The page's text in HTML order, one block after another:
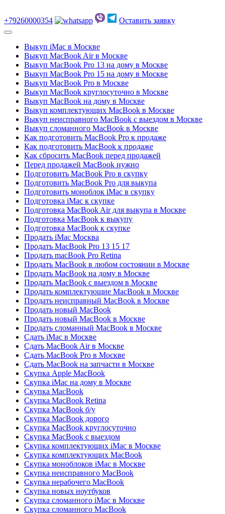
+79260000354 Оставить заявку
Выкуп iMac в Москве
Выкуп MacBook Air в Москве
Выкуп MacBook Pro 13 на дому в Москве
Выкуп MacBook Pro 15 на дому в Москве
Выкуп MacBook Pro в Москве
Выкуп MacBook круглосуточно в Москве
Выкуп MacBook на дому в Москве
Выкуп комплектующих MacBook в Москве
Выкуп неисправного MacBook с выездом в Москве
Выкуп сломанного MacBook в Москве
Как подготовить MacBook Pro к продаже
Как подготовить MacBook к продаже
Как сбросить MacBook перед продажей
Перед продажей MacBook нужно
Подготовить MacBook Pro в скупку
Подготовить MacBook Pro для выкупа
Подготовить моноблок iMac в скупку
Подготовка iMac к скупке
Подготовка MacBook Air для выкупа в Москве
Подготовка MacBook к выкупу
Подготовка MacBook к скупке
Продать iMac Москва
Продать MacBook Pro 13 15 17
Продать macBook Pro Retina
Продать MacBook в любом состоянии в Москве
Продать MacBook на дому в Москве
Продать MacBook с выездом в Москве
Продать комплектующие MacBook в Москве
Продать неисправный MacBook в Москве
Продать новый MacBook
Продать новый MacBook в Москве
Продать сломанный MacBook в Москве
Сдать iMac в Москве
Сдать MacBook Air в Москве
Сдать MacBook Pro в Москве
Сдать MacBook на запчасти в Москве
Скупка Apple MacBook
Скупка iMac на дому в Москве
Скупка MacBook
Скупка MacBook Retina
Скупка MacBook б/у
Скупка MacBook дорого
Скупка MacBook круглосуточно
Скупка MacBook с выездом
Скупка комплектующих iMac в Москве
Скупка комплектующих MacBook
Скупка моноблоков iMac в Москве
Скупка неисправного MacBook
Скупка нерабочего MacBook
Скупка новых ноутбуков
Скупка сломанного iMac в Москве
Скупка сломанного MacBook